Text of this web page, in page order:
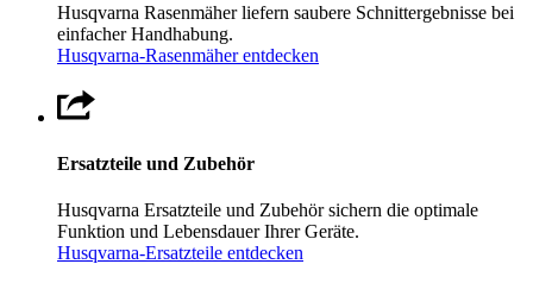
Husqvarna Rasenmäher liefern saubere Schnittergebnisse bei
einfacher Handhabung.
Husqvarna-Rasenmäher entdecken
Ersatzteile und Zubehör
Husqvarna Ersatzteile und Zubehör sichern die optimale
Funktion und Lebensdauer Ihrer Geräte.
Husqvarna-Ersatzteile entdecken